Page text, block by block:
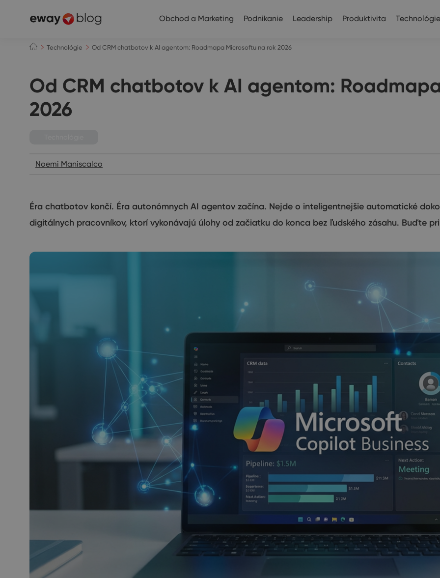
Obchod a Marketing Podnikanie Leadership Produktivita Technológie
Technológie Od CRM chatbotov k AI agentom: Roadmapa Microsoftu na rok 2026
Od CRM chatbotov k AI agentom:
2026
Noemi Maniscalco
Éra chatbotov končí. Éra autonómnych AI agentov začína. Nejde o inteligentnejšie automatické
digitálnych pracovníkov, ktorí vykonávajú úlohy od začiatku do konca bez ľudského zásahu. Buďte